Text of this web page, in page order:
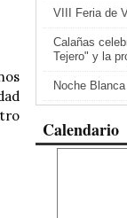
VIII Feria de
Calañas
Tejero" y la
Noche
Calendario